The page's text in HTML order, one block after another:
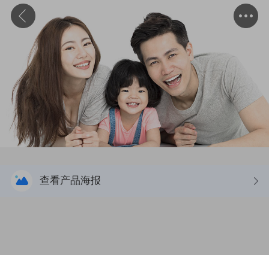
查看产品海报